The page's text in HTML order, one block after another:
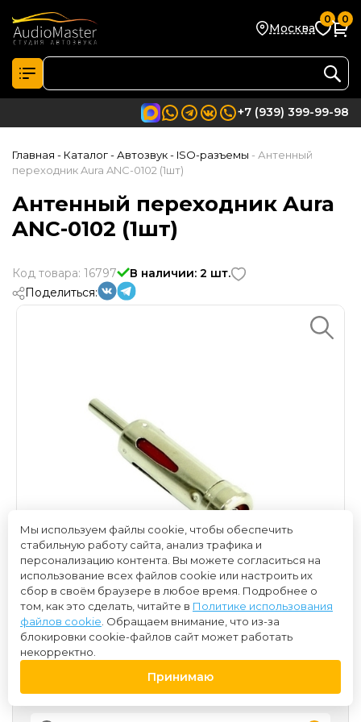
Москва
0 0
+7 (939) 399-99-98
Главная - Каталог- Автозвук- ISO-разъемы - Антенный
переходник Aura ANC-0102 (1шт)
Антенный переходник Aura
ANC-0102 (1шт)
Код товара: 16797
В наличии: 2 шт.
Поделиться:
100 ₽
Мы используем файлы cookie, чтобы обеспечить
стабильную работу сайта, анализ трафика и
персонализацию контента. Вы можете согласиться на
использование всех файлов cookie или настроить их
сбор в своём браузере в любое время. Подробнее о
том, как это сделать, читайте в Политике использования
файлов cookie . Обращаем внимание, что из-за
блокировки cookie-файлов сайт может работать
некорректно.
Принимаю